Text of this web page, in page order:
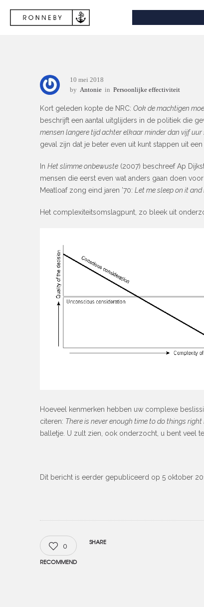
10 mei 2018
by Antonie in Persoonlijke effectiviteit
Kort geleden kopte de NRC: Ook de machtigen
beschrijft een aantal uitglijders in de politiek die
mensen langere tijd achter elkaar minder dan vijf
geval zijn dat je beter even uit kunt stappen uit
In Het slimme onbewuste (2007) beschreef Ap
mensen die eerst even wat anders gaan doen
Meatloaf zong eind jaren ’70: Let me sleep on it and
Het complexiteitsomslagpunt, zo bleek uit
Hoeveel kenmerken hebben uw complexe
citeren: There is never enough time to do things
balletje. U zult zien, ook onderzocht, u bent veel
Dit bericht is eerder gepubliceerd op 5 oktober
0
RECOMMEND
SHARE